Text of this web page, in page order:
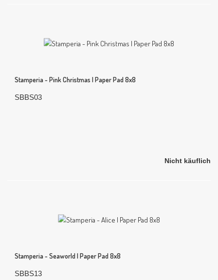
Stamperia - Pink Christmas | Paper Pad 8x8
SBBS03
Nicht käuflich
Stamperia - Seaworld | Paper Pad 8x8
SBBS13